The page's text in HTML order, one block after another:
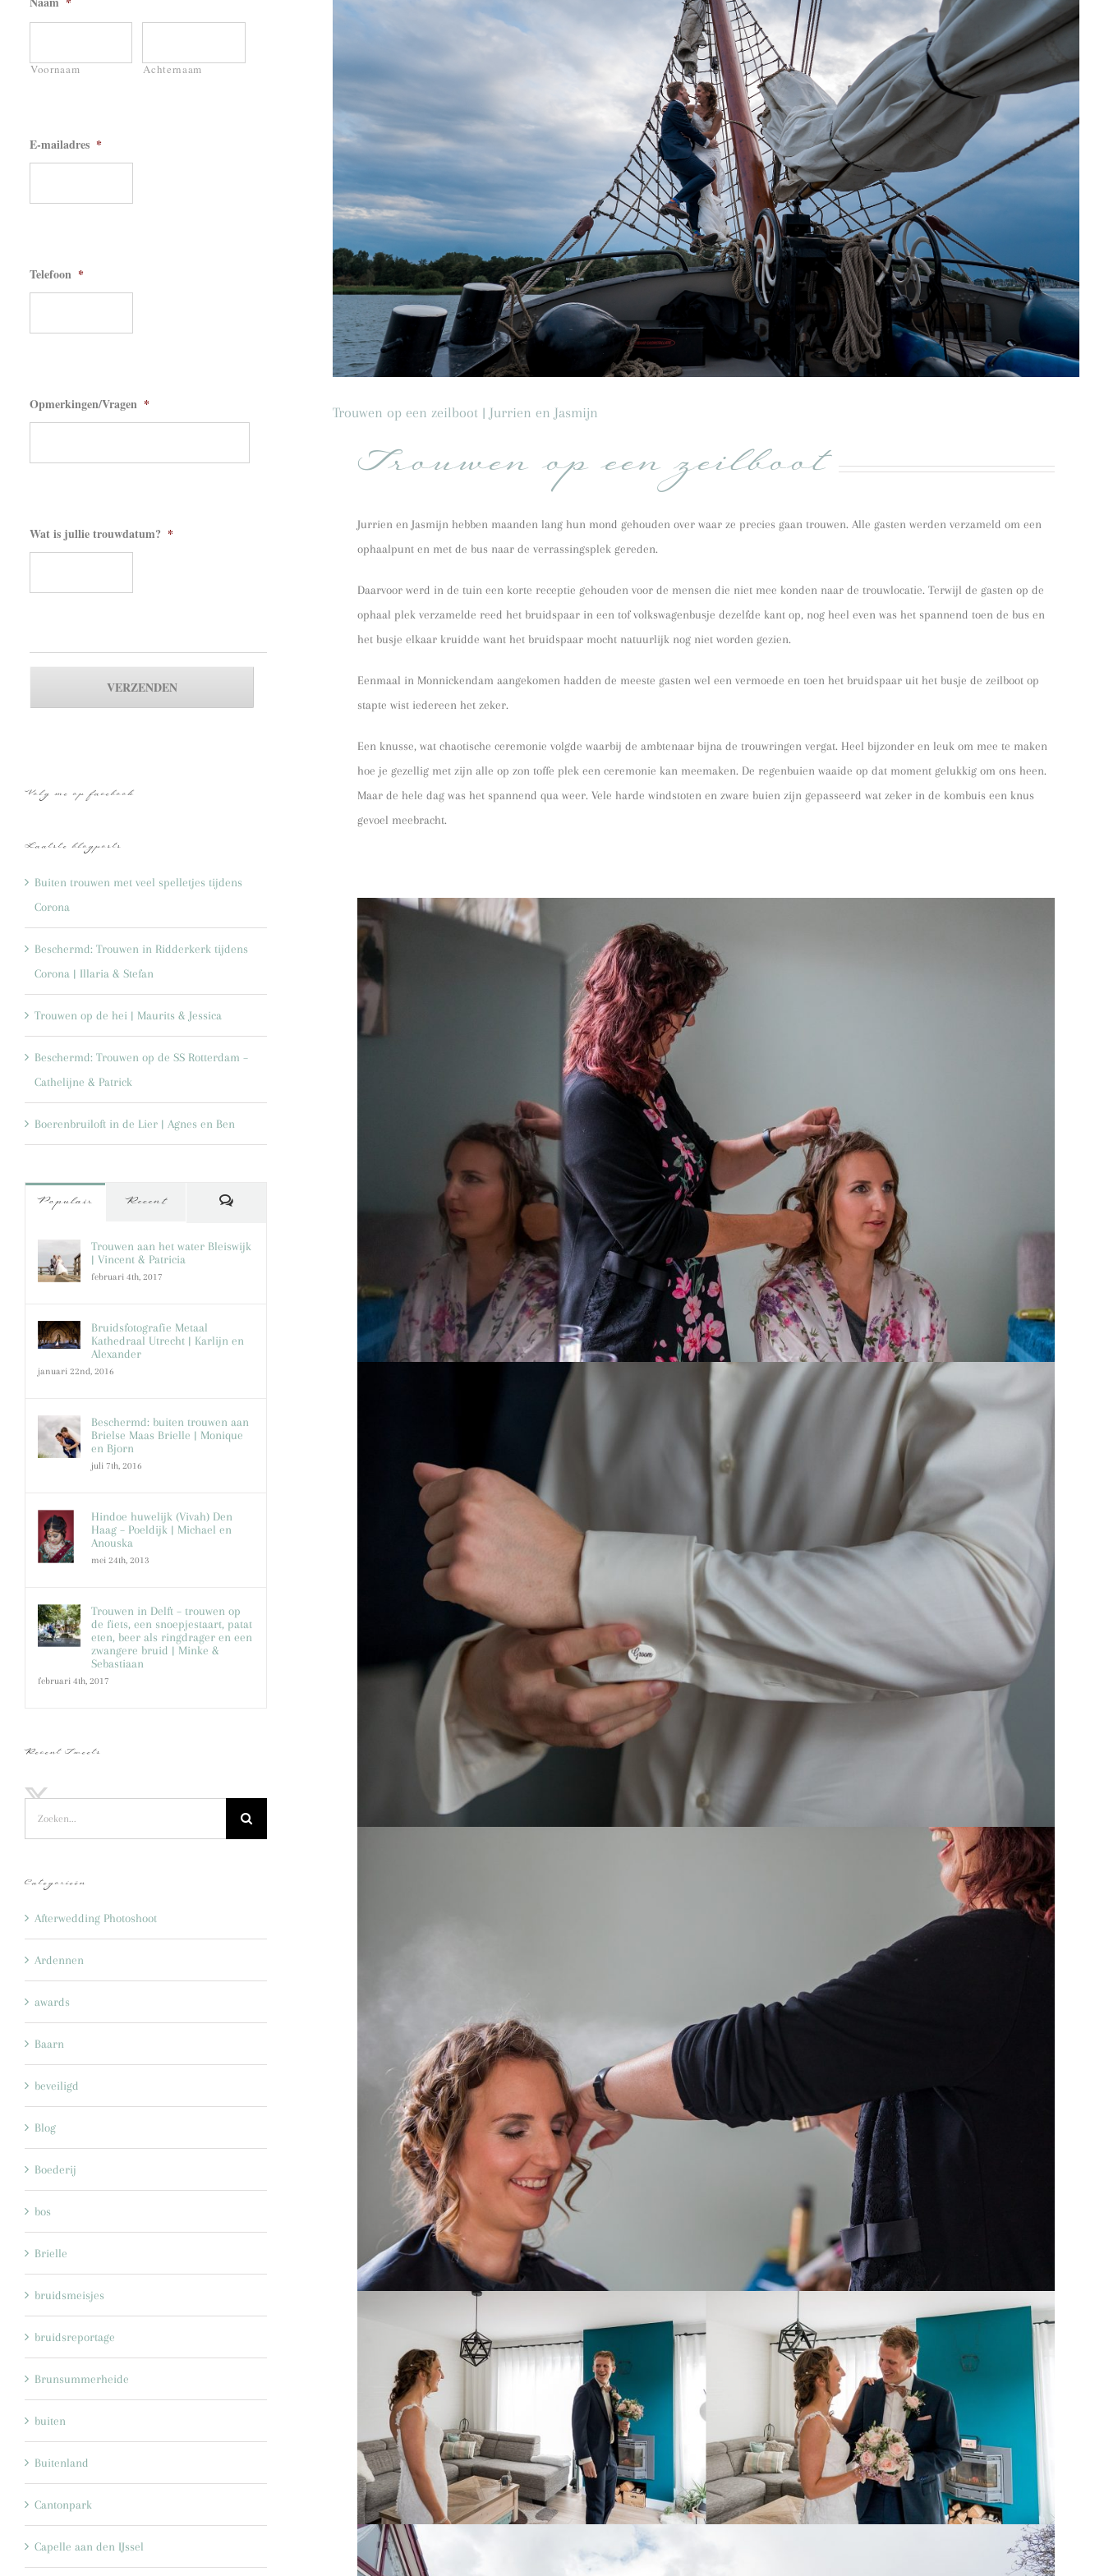
Trouwen op een zeilboot | Jurrien en Jasmijn
Trouwen op een zeilboot
Jurrien en Jasmijn hebben maanden lang hun mond gehouden over waar ze precies gaan trouwen. Alle gasten werden verzameld om een
ophaalpunt en met de bus naar de verrassingsplek gereden.
Daarvoor werd in de tuin een korte receptie gehouden voor de mensen die niet mee konden naar de trouwlocatie. Terwijl de gasten op de
ophaal plek verzamelde reed het bruidspaar in een tof volkswagenbusje dezelfde kant op, nog heel even was het spannend toen de bus en
het busje elkaar kruidde want het bruidspaar mocht natuurlijk nog niet worden gezien.
Eenmaal in Monnickendam aangekomen hadden de meeste gasten wel een vermoede en toen het bruidspaar uit het busje de zeilboot op
stapte wist iedereen het zeker.
Een knusse, wat chaotische ceremonie volgde waarbij de ambtenaar bijna de trouwringen vergat. Heel bijzonder en leuk om mee te maken
hoe je gezellig met zijn alle op zon toffe plek een ceremonie kan meemaken. De regenbuien waaide op dat moment gelukkig om ons heen.
Maar de hele dag was het spannend qua weer. Vele harde windstoten en zware buien zijn gepasseerd wat zeker in de kombuis een knus
gevoel meebracht.
Voornaam Achternaam
E-mailadres *
Telefoon *
Opmerkingen/Vragen *
Wat is jullie trouwdatum? *
Volg me op facebook
Laatste blogposts
Buiten trouwen met veel spelletjes tijdens
Corona
Beschermd: Trouwen in Ridderkerk tijdens
Corona | Illaria & Stefan
Trouwen op de hei | Maurits & Jessica
Beschermd: Trouwen op de SS Rotterdam –
Cathelijne & Patrick
Boerenbruiloft in de Lier | Agnes en Ben
Populair Recent Reacties
Trouwen aan het water Bleiswijk
| Vincent & Patricia
februari 4th, 2017
Bruidsfotografie Metaal
Kathedraal Utrecht | Karlijn en
Alexander
januari 22nd, 2016
Beschermd: buiten trouwen aan
Brielse Maas Brielle | Monique
en Bjorn
juli 7th, 2016
Hindoe huwelijk (Vivah) Den
Haag – Poeldijk | Michael en
Anouska
mei 24th, 2013
Trouwen in Delft – trouwen op
de fiets, een snoepjestaart, patat
eten, beer als ringdrager en een
zwangere bruid | Minke &
Sebastiaan
februari 4th, 2017
Recent Tweets
Categorieën
Afterwedding Photoshoot
Ardennen
awards
Baarn
beveiligd
Blog
Boederij
bos
Brielle
bruidsmeisjes
bruidsreportage
Brunsummerheide
buiten
Buitenland
Cantonpark
Capelle aan den IJssel